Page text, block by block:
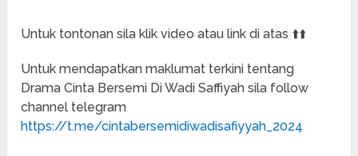
Untuk tontonan sila klik video atau link di atas ⬆️⬆️
Untuk mendapatkan maklumat terkini tentang
Drama Cinta Bersemi Di Wadi Saffiyah sila follow
channel telegram
https://t.me/cintabersemidiwadisafiyyah_2024